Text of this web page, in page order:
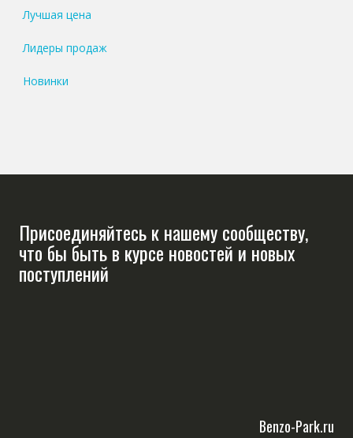
Лучшая цена
Лидеры продаж
Новинки
Присоединяйтесь к нашему сообществу,
что бы быть в курсе новостей и новых
поступлений
Benzo-Park.ru